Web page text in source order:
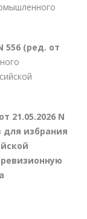
556 (ред. от
21.05.2026 N
избрания